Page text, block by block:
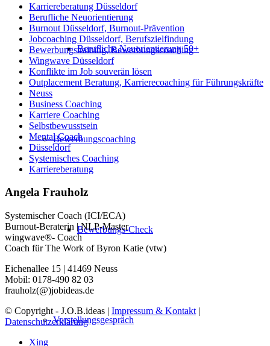
Berufliche Neuorientierung 50+
Bewerbungscoaching
Bewerbungs-Check
Vorstellungsgespräch
Karriereberatung Düsseldorf
Berufliche Neuorientierung
Burnout Düsseldorf, Burnout-Prävention
Jobcoaching Düsseldorf, Berufszielfindung
Bewerbungstraining, Bewerbungscoaching
Wingwave Düsseldorf
Konflikte im Job souverän lösen
Outplacement Beratung, Karrierecoaching für Führungskräfte
Neuss
Business Coaching
Karriere Coaching
Selbstbewusstsein
Mental Coach
Düsseldorf
Systemisches Coaching
Karriereberatung
Angela Frauholz
Systemischer Coach (ICI/ECA)
Burnout-Beraterin | NLP-Master
wingwave®- Coach
Coach für The Work of Byron Katie (vtw)
Eichenallee 15 | 41469 Neuss
Mobil: 0178-490 82 03
frauholz(@)jobideas.de
© Copyright - J.O.B.ideas | Impressum & Kontakt |
Datenschutzerklärung
Xing